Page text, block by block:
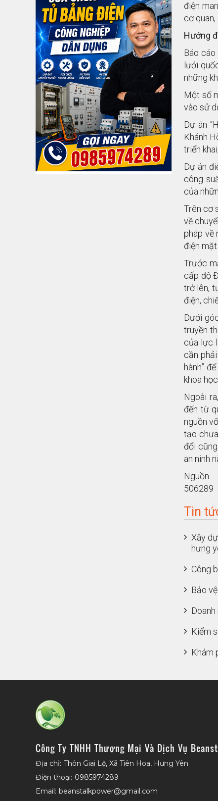
điện
cơ
Hướng
Báo
lưới
những
Một số
vào sử
Dự án
Khánh
triển
Dự án
công
của
Trên cơ
về
pháp về
điện
Trước
cấp độ
trở lên,
điện,
Dưới
truyền
của lực
cần
hành”
khoa
Ngoài
đến từ
nguồn
tạo
đổi
an ninh
Nguồn
506289
Tin
Xây
hưng
Công
Bảo
Kiểm
Khám
Công Ty TNHH Thương Mại Và Dịch Vụ
Địa chỉ: Thôn Giai Lệ, Xã Tiên Hoa, Hưng Yên
Điện thoại: 0985974289
Email: beanstalkpower@gmail.com